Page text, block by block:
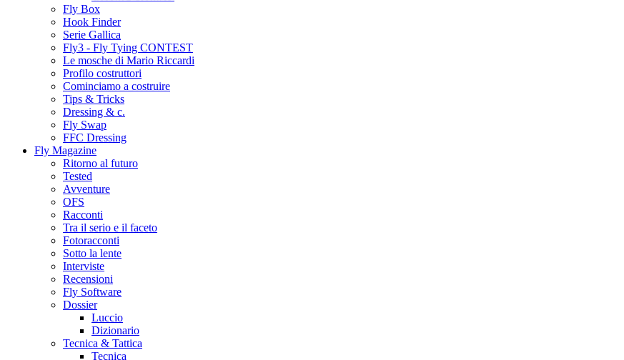
Fly Box
Hook Finder
Serie Gallica
Fly3 - Fly Tying CONTEST
Le mosche di Mario Riccardi
Profilo costruttori
Cominciamo a costruire
Tips & Tricks
Dressing & c.
Fly Swap
FFC Dressing
Fly Magazine
Ritorno al futuro
Tested
Avventure
OFS
Racconti
Tra il serio e il faceto
Fotoracconti
Sotto la lente
Interviste
Recensioni
Fly Software
Dossier
Luccio
Dizionario
Tecnica & Tattica
Tecnica